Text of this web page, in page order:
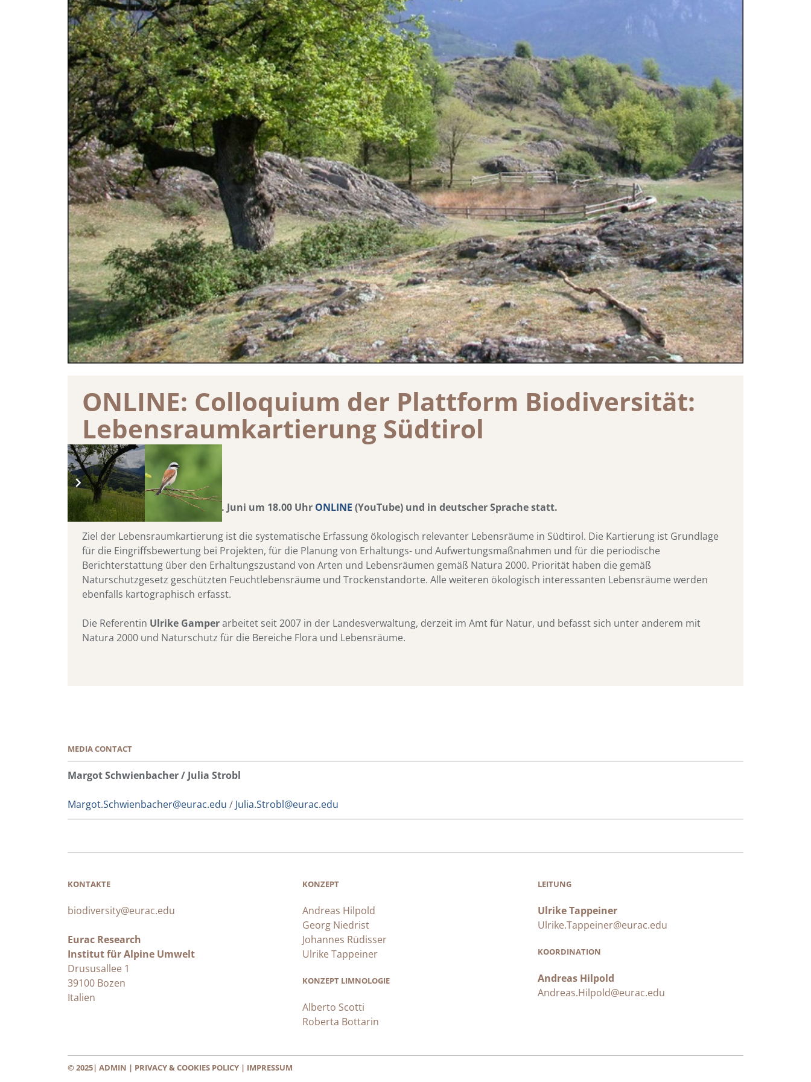
ONLINE: Colloquium der Plattform Biodiversität:
Lebensraumkartierung Südtirol
vor 5 Jahren
Das Colloquium findet am 09. Juni um 18.00 Uhr ONLINE (YouTube) und in deutscher Sprache statt.
Ziel der Lebensraumkartierung ist die systematische Erfassung ökologisch relevanter Lebensräume in Südtirol. Die Kartierung ist Grundlage
für die Eingriffsbewertung bei Projekten, für die Planung von Erhaltungs- und Aufwertungsmaßnahmen und für die periodische
Berichterstattung über den Erhaltungszustand von Arten und Lebensräumen gemäß Natura 2000. Priorität haben die gemäß
Naturschutzgesetz geschützten Feuchtlebensräume und Trockenstandorte. Alle weiteren ökologisch interessanten Lebensräume werden
ebenfalls kartographisch erfasst.
Die Referentin Ulrike Gamperarbeitet seit 2007 in der Landesverwaltung, derzeit im Amt für Natur, und befasst sich unter anderem mit
Natura 2000 und Naturschutz für die Bereiche Flora und Lebensräume.
MEDIA CONTACT
Margot Schwienbacher / Julia Strobl
Margot.Schwienbacher@eurac.edu / Julia.Strobl@eurac.edu
KONTAKTE
biodiversity@eurac.edu
Eurac Research
Institut für Alpine Umwelt
Drususallee 1
39100 Bozen
Italien
KONZEPT
Andreas Hilpold
Georg Niedrist
Johannes Rüdisser
Ulrike Tappeiner
KONZEPT LIMNOLOGIE
Alberto Scotti
Roberta Bottarin
LEITUNG
Ulrike Tappeiner
Ulrike.Tappeiner@eurac.edu
KOORDINATION
Andreas Hilpold
Andreas.Hilpold@eurac.edu
© 2025| ADMIN | PRIVACY & COOKIES POLICY | IMPRESSUM